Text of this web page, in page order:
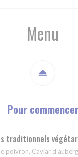
Menu
Pour commencer
traditionnels
poivron, Caviar